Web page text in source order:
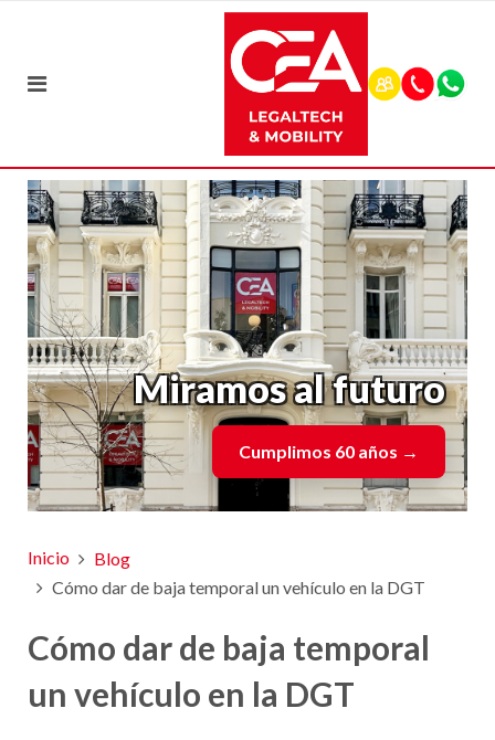
Miramos al futuro
Cumplimos 60 años →
Inicio
Blog
Cómo dar de baja temporal un vehículo en la DGT
Cómo dar de baja temporal
un vehículo en la DGT